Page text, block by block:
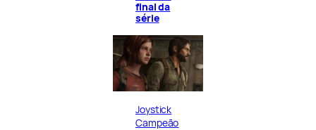
final da
série
Joystick
Campeão